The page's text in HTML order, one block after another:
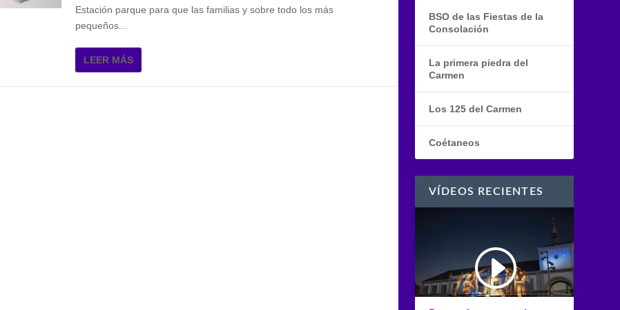
Estación parque para que las familias y sobre todo los más
pequeños...
LEER MÁS
BSO de las Fiestas de la
Consolación
La primera piedra del
Carmen
Los 125 del Carmen
Coétaneos
VÍDEOS RECIENTES